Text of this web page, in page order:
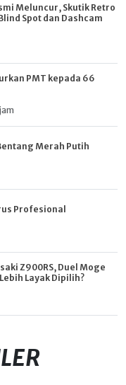
Meluncur, Skutik Retro
Spot dan Dashcam
PMT kepada 66
Merah Putih
Profesional
Z900RS, Duel Moge
Layak Dipilih?